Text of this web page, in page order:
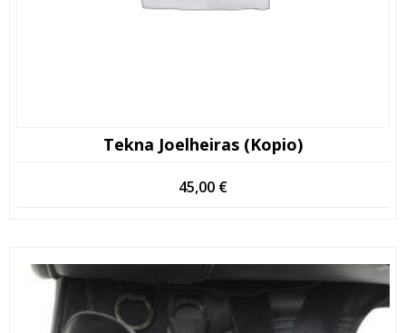
Tekna Joelheiras (Kopio)
45,00 €